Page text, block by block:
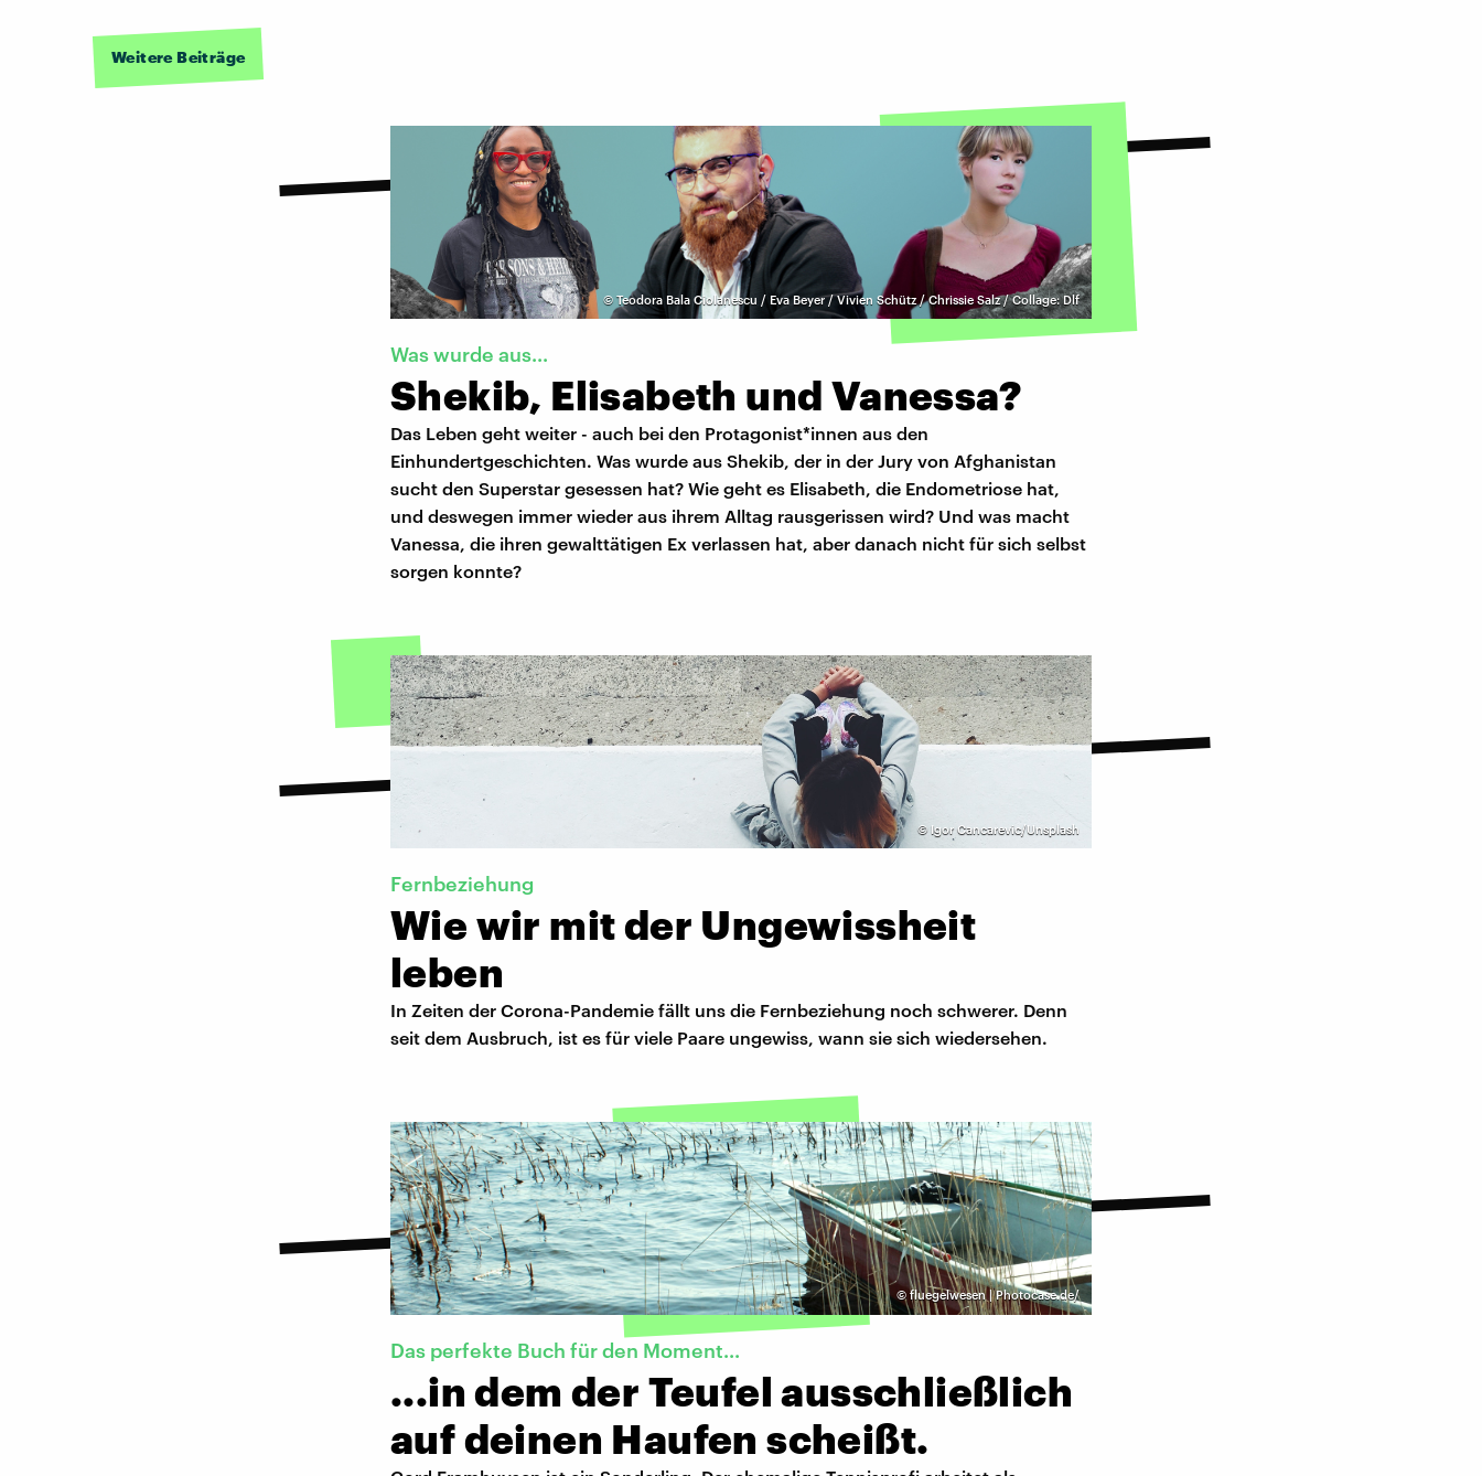
Weitere Beiträge
© Teodora Bala Ciolanescu / Eva Beyer / Vivien Schütz / Chrissie Salz / Collage: Dlf
Was wurde aus...
Shekib, Elisabeth und Vanessa?
Das Leben geht weiter - auch bei den Protagonist*innen aus den
Einhundertgeschichten. Was wurde aus Shekib, der in der Jury von Afghanistan
sucht den Superstar gesessen hat? Wie geht es Elisabeth, die Endometriose hat,
und deswegen immer wieder aus ihrem Alltag rausgerissen wird? Und was macht
Vanessa, die ihren gewalttätigen Ex verlassen hat, aber danach nicht für sich selbst
sorgen konnte?
© Igor Cancarevic/Unsplash
Fernbeziehung
Wie wir mit der Ungewissheit
leben
In Zeiten der Corona-Pandemie fällt uns die Fernbeziehung noch schwerer. Denn
seit dem Ausbruch, ist es für viele Paare ungewiss, wann sie sich wiedersehen.
© fluegelwesen | Photocase.de/
Das perfekte Buch für den Moment...
...in dem der Teufel ausschließlich
auf deinen Haufen scheißt.